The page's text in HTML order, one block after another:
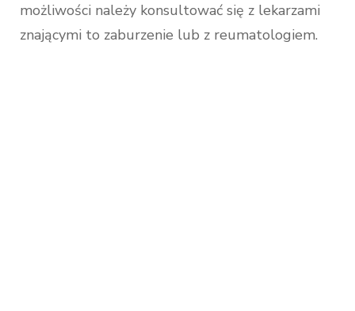
możliwości należy konsultować się z lekarzami
znającymi to zaburzenie lub z reumatologiem.